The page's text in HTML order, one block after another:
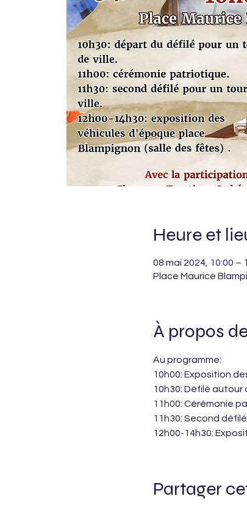
Heure et
08 mai 2024, 10:00 –
Place Maurice
À propos
Au programme:
10h00: Exposition
10h30: Défilé autour
11h00: Cérémonie
11h30: Second
12h00-14h30:
Partager